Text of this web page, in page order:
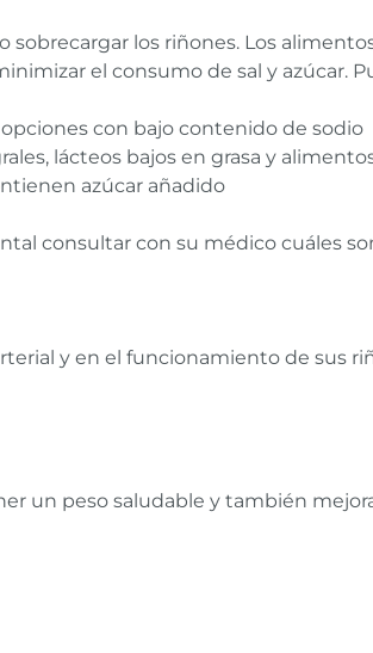
los riñones. Los
el consumo de sal y azúcar.
con bajo contenido de sodio
lácteos bajos en grasa y
azúcar añadido
consultar con su médico cuáles
y en el funcionamiento de sus
un peso saludable y también